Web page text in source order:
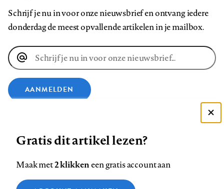
Schrijf je nu in voor onze nieuwsbrief en ontvang iedere
donderdag de meest opvallende artikelen in je mailbox.
E-
mailadres
AANMELDEN
ons
op
ons
ons
ons
ons
op
ons
Gratis dit artikel lezen?
Maak met2 klikkeneen gratis account aan
Zie onze cookie policy